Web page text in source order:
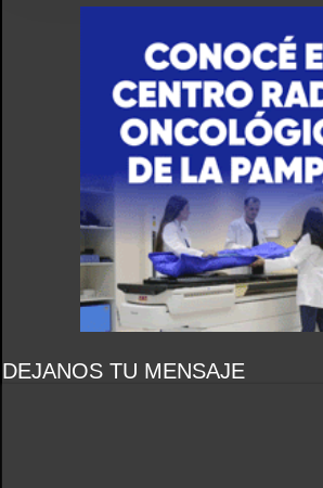
DEJANOS TU MENSAJE